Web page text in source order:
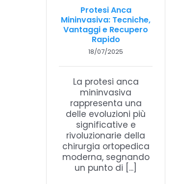
Protesi Anca
Mininvasiva: Tecniche,
Vantaggi e Recupero
Rapido
18/07/2025
La protesi anca
mininvasiva
rappresenta una
delle evoluzioni più
significative e
rivoluzionarie della
chirurgia ortopedica
moderna, segnando
un punto di [...]